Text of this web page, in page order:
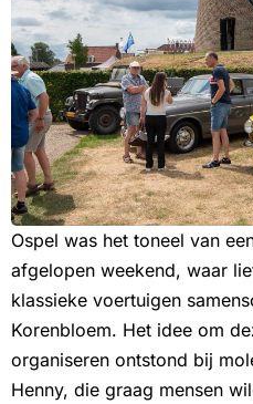
Ospel was het toneel van
afgelopen weekend, waar
klassieke voertuigen
Korenbloem. Het idee om
organiseren ontstond bij
Henny, die graag mensen